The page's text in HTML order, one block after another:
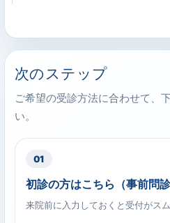
次のステップ
ご希望の受診方法に合わせて、
い。
01
初診の方はこちら（事前問診
来院前に入力しておくと受付がスム